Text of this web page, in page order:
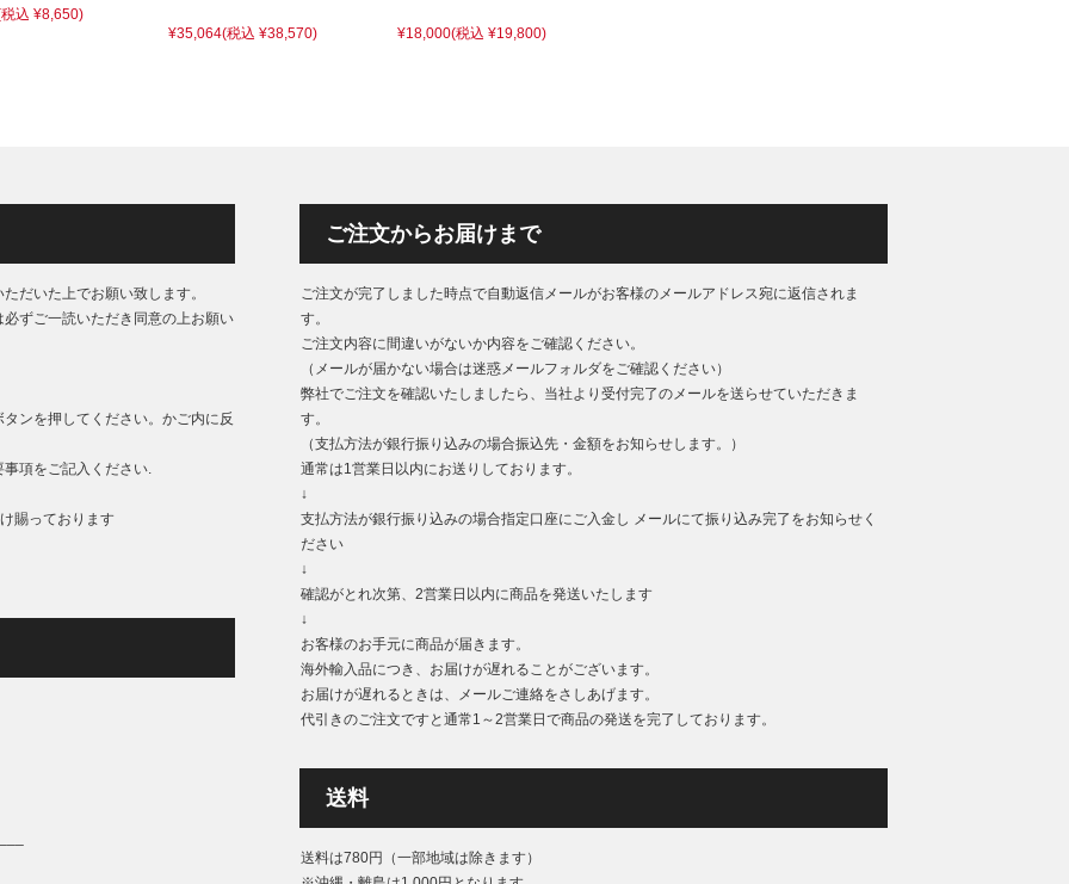
込 ¥8,650)
¥35,064(税込 ¥38,570) ¥18,000(税込 ¥19,800)
だいた上でお願い致します。
ずご一読いただき同意の上お願い
ンを押してください。かご内に反
項をご記入ください.
賜っております
ご注文からお届けまで
ご注文が完了しました時点で自動返信メールがお客様のメールアドレス宛に返信されま
す。
ご注文内容に間違いがないか内容をご確認ください。
（メールが届かない場合は迷惑メールフォルダをご確認ください）
弊社でご注文を確認いたしましたら、当社より受付完了のメールを送らせていただきま
す。
（支払方法が銀行振り込みの場合振込先・金額をお知らせします。）
通常は1営業日以内にお送りしております。
↓
支払方法が銀行振り込みの場合指定口座にご入金し メールにて振り込み完了をお知らせく
ださい
↓
確認がとれ次第、2営業日以内に商品を発送いたします
↓
お客様のお手元に商品が届きます。
海外輸入品につき、お届けが遅れることがございます。
お届けが遅れるときは、メールご連絡をさしあげます。
代引きのご注文ですと通常1～2営業日で商品の発送を完了しております。
送料
送料は780円（一部地域は除きます）